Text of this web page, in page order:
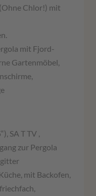
Chlor!) mit
mit Fjord-
Gartenmöbel,
SA T TV ,
zur Pergola
mit Backofen,